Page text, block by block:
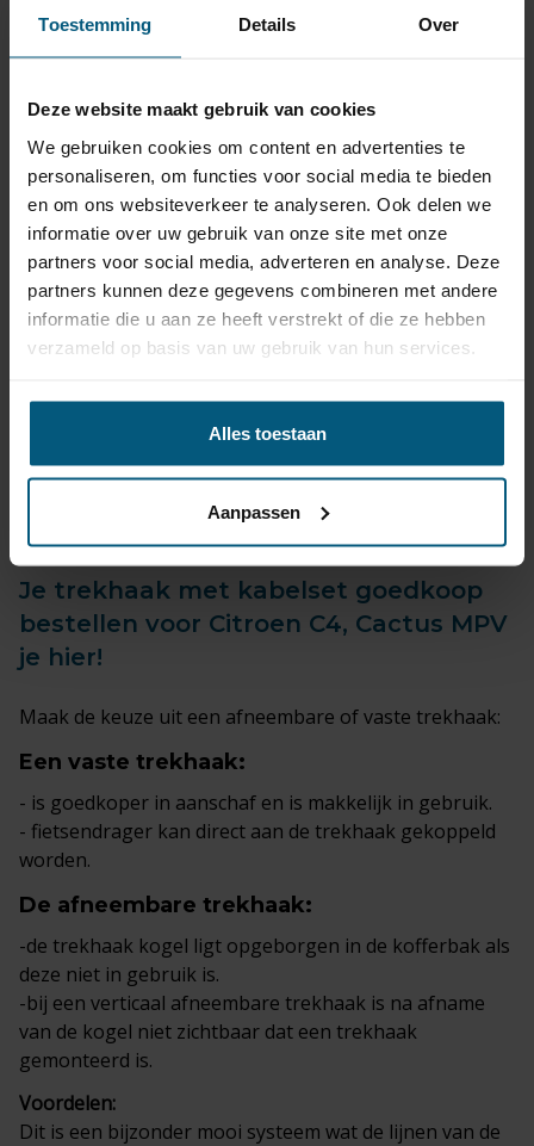
Toestemming Details Over
Deze website maakt gebruik van cookies
We gebruiken cookies om content en advertenties te
personaliseren, om functies voor social media te bieden
en om ons websiteverkeer te analyseren. Ook delen we
informatie over uw gebruik van onze site met onze
partners voor social media, adverteren en analyse. Deze
partners kunnen deze gegevens combineren met andere
informatie die u aan ze heeft verstrekt of die ze hebben
verzameld op basis van uw gebruik van hun services.
Alles toestaan
Aanpassen
trekhaak + 13 polige
Citroen C4 Cactus MPV | 04/2018 - heden
3-5
werkdagen
€ 439,41
incl. BTW
3 trekhaken | Citroen C4 Cactus MPV |
04/2018 - heden
4 kabelsets | Citroen C4 Cactus MPV |
2 producten | Citroen C4 Cactus MPV |
Je trekhaak met kabelset goedkoop
bestellen voor Citroen C4, Cactus MPV
je hier!
Maak de keuze uit een afneembare of vaste trekhaak:
Een vaste trekhaak:
- is goedkoper in aanschaf en is makkelijk in gebruik.
- fietsendrager kan direct aan de trekhaak gekoppeld
worden.
De afneembare trekhaak:
-de trekhaak kogel ligt opgeborgen in de kofferbak als
deze niet in gebruik is.
-bij een verticaal afneembare trekhaak is na afname
van de kogel niet zichtbaar dat een trekhaak
gemonteerd is.
Voordelen:
Dit is een bijzonder mooi systeem wat de lijnen van de